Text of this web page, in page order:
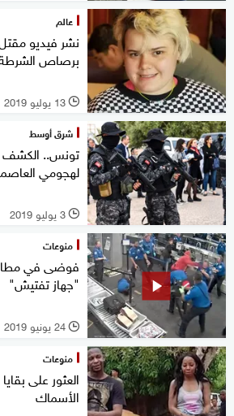
عالم
نشر فيديو
برصاص
l 13 يوليو 2019
شرق أوسط
تونس.. الكشف
لهجومي
l 3 يوليو 2019
منوعات
فوضى في مطار
"جهاز تفتيش"
l 24 يونيو 2019
منوعات
العثور على
الأسماك